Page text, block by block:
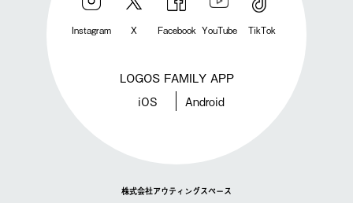
Instagram X Facebook YouTube TikTok
LOGOS FAMILY APP
iOS Android
株式会社アウティングスペース